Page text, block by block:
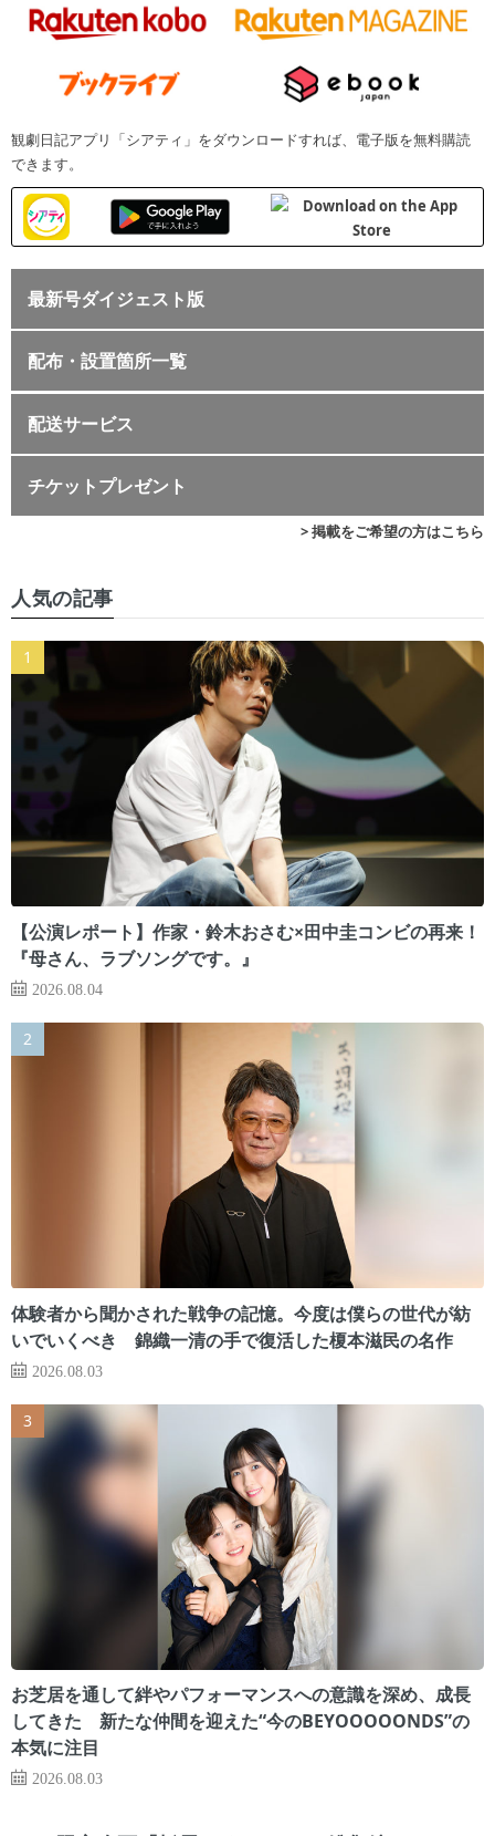
観劇日記アプリ「シアティ」をダウンロードすれば、電子版を無料購読
できます。
最新号ダイジェスト版
配布・設置箇所一覧
配送サービス
チケットプレゼント
> 掲載をご希望の方はこちら
人気の記事
【公演レポート】作家・鈴木おさむ×田中圭コンビの再来！
『母さん、ラブソングです。』
2026.08.04
体験者から聞かされた戦争の記憶。今度は僕らの世代が紡
いでいくべき 錦織一清の手で復活した榎本滋民の名作
2026.08.03
お芝居を通して絆やパフォーマンスへの意識を深め、成長
してきた 新たな仲間を迎えた“今のBEYOOOOONDS”の
本気に注目
2026.08.03